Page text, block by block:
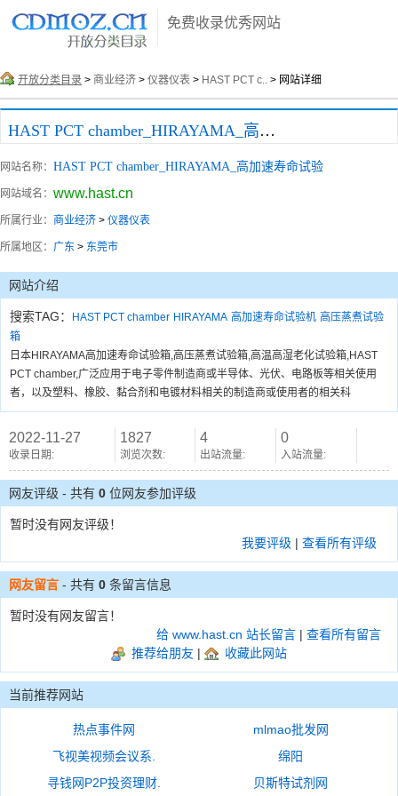
免费收录优秀网站
开放分类目录 > 商业经济 > 仪器仪表 > HAST PCT c.. > 网站详细
HAST PCT chamber_HIRAYAMA_高加速寿命试验
网站名称： HAST PCT chamber_HIRAYAMA_高加速寿命试验
网站域名： www.hast.cn
所属行业： 商业经济 > 仪器仪表
所属地区： 广东 > 东莞市
网站介绍
搜索TAG： HAST PCT chamber HIRAYAMA 高加速寿命试验机 高压蒸煮试验
箱
日本HIRAYAMA高加速寿命试验箱,高压蒸煮试验箱,高温高湿老化试验箱,HAST
PCT chamber,广泛应用于电子零件制造商或半导体、光伏、电路板等相关使用
者，以及塑料、橡胶、黏合剂和电镀材料相关的制造商或使用者的相关科
2022-11-27
收录日期:
1827
浏览次数:
4
出站流量:
0
入站流量:
网友评级 - 共有 0 位网友参加评级
暂时没有网友评级！
我要评级 | 查看所有评级
网友留言 - 共有 0 条留言信息
暂时没有网友留言！
给 www.hast.cn 站长留言 | 查看所有留言
推荐给朋友 | 收藏此网站
当前推荐网站
热点事件网
mlmao批发网
飞视美视频会议系.
绵阳
寻钱网P2P投资理财.
贝斯特试剂网